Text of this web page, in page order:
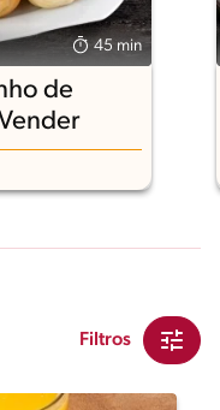
45 min
de
Filtros